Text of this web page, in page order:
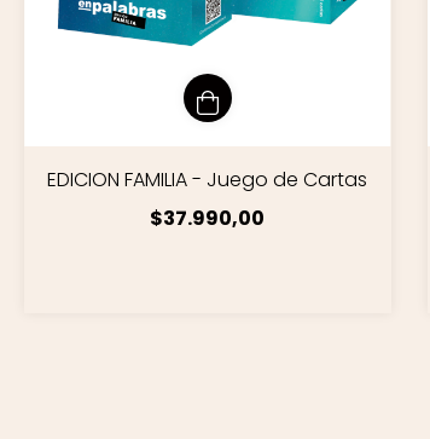
EDICION FAMILIA - Juego de Cartas
$37.990,00